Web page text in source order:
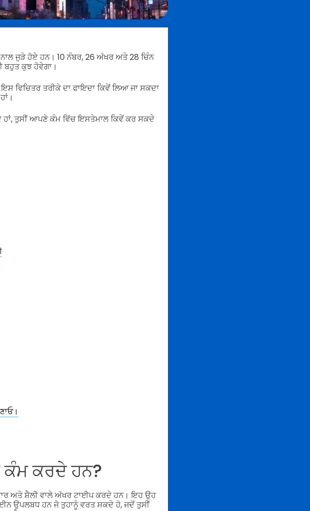
ਜੁੜੇ ਹੋਏ ਹਨ। 10 ਨੰਬਰ, 26 ਅੱਖਰ ਅਤੇ 28 ਚਿੰਨ
ਬਹੁਤ ਕੁਝ ਹੋਵੇਗਾ।
ਵਿਚਿਤਰ ਤਰੀਕੇ ਦਾ ਫਾਇਦਾ ਕਿਵੇਂ ਲਿਆ ਜਾ ਸਕਦਾ
ਤੁਸੀਂ ਆਪਣੇ ਕੰਮ ਵਿੱਚ ਇਸਤੇਮਾਲ ਕਿਵੇਂ ਕਰ ਸਕਦੇ
ਕਰਦੇ ਹਨ?
ਅਤੇ ਸ਼ੈਲੀ ਵਾਲੇ ਅੱਖਰ ਟਾਈਪ ਕਰਦੇ ਹਨ। ਇਹ ਉਹ
ਉਪਲਬਧ ਹਨ ਜੋ ਤੁਹਾਨੂੰ ਵਰਤ ਸਕਦੇ ਹੋ, ਜਦੋਂ ਤੁਸੀਂ